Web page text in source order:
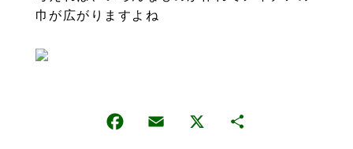
巾が広がりますよね